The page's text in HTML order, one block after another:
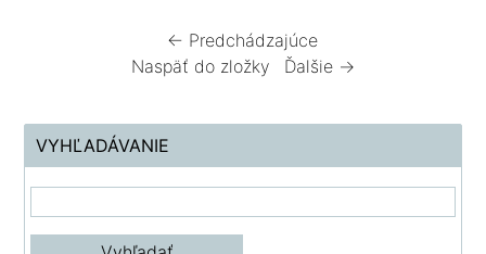
← Predchádzajúce
Naspäť do zložky
Ďalšie →
VYHĽADÁVANIE